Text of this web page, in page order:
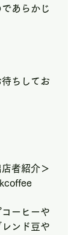
あらかじ
ちしてお
者紹介＞
ーヒーや
ンド豆や